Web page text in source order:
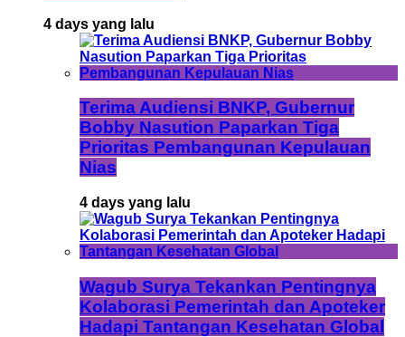
4 days yang lalu
Terima Audiensi BNKP, Gubernur
Bobby Nasution Paparkan Tiga
Prioritas Pembangunan Kepulauan
Nias
4 days yang lalu
Wagub Surya Tekankan Pentingnya
Kolaborasi Pemerintah dan Apoteker
Hadapi Tantangan Kesehatan Global